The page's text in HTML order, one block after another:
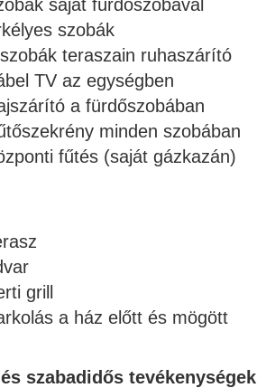
saját fürdőszobával
szobák
teraszain ruhaszárító
TV az egységben
a fürdőszobában
minden szobában
fűtés (saját gázkazán)
grill
a ház előtt és mögött
szabadidős tevékenységek